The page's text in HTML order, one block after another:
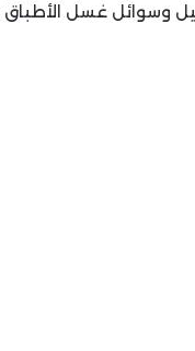
وسوائل غسل الأطباق